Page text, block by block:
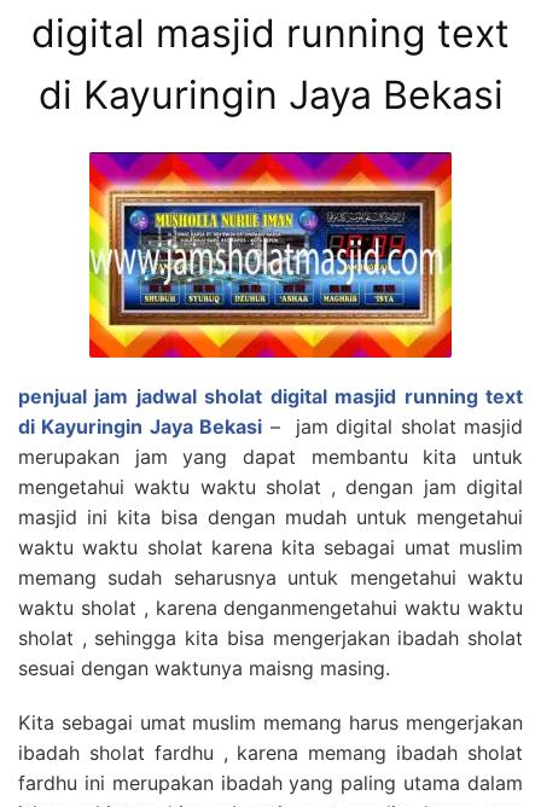
digital masjid running text
di Kayuringin Jaya Bekasi
penjual jam jadwal sholat digital masjid running text
di Kayuringin Jaya Bekasi – jam digital sholat masjid
merupakan jam yang dapat membantu kita untuk
mengetahui waktu waktu sholat , dengan jam digital
masjid ini kita bisa dengan mudah untuk mengetahui
waktu waktu sholat karena kita sebagai umat muslim
memang sudah seharusnya untuk mengetahui waktu
waktu sholat , karena denganmengetahui waktu waktu
sholat , sehingga kita bisa mengerjakan ibadah sholat
sesuai dengan waktunya maisng masing.
Kita sebagai umat muslim memang harus mengerjakan
ibadah sholat fardhu , karena memang ibadah sholat
fardhu ini merupakan ibadah yang paling utama dalam